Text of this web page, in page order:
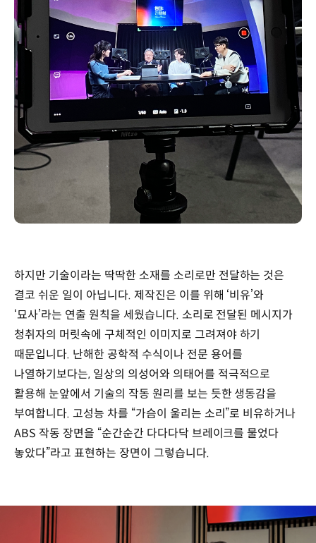
하지만 기술이라는 딱딱한 소재를 소리로만 전달하는 것은
결코 쉬운 일이 아닙니다. 제작진은 이를 위해 ‘비유’와
‘묘사’라는 연출 원칙을 세웠습니다. 소리로 전달된 메시지가
청취자의 머릿속에 구체적인 이미지로 그려져야 하기
때문입니다. 난해한 공학적 수식이나 전문 용어를
나열하기보다는, 일상의 의성어와 의태어를 적극적으로
활용해 눈앞에서 기술의 작동 원리를 보는 듯한 생동감을
부여합니다. 고성능 차를 “가슴이 울리는 소리”로 비유하거나
ABS 작동 장면을 “순간순간 다다다닥 브레이크를 물었다
놓았다”라고 표현하는 장면이 그렇습니다.